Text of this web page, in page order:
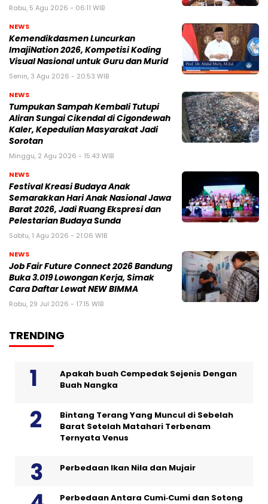
Rabu, 5 Agu 2026 - 06:11 WIB
NEWS
Kemendikdasmen Luncurkan
ImajiNation 2026, Kompetisi Koding
Visual Nasional untuk Guru dan Murid
Senin, 3 Agu 2026 - 20:53 WIB
NEWS
Tumpukan Sampah Kembali Tutupi
Aliran Sungai Cikendal di Cigondewah
Kaler, Kepedulian Masyarakat Jadi
Sorotan
Minggu, 2 Agu 2026 - 15:43 WIB
NEWS
Festival Kreasi Budaya Anak
Semarakkan Hari Anak Nasional Jawa
Barat 2026, Jadi Ruang Ekspresi dan
Pelestarian Budaya Sunda
Sabtu, 1 Agu 2026 - 21:06 WIB
NEWS
Job Fair Future Connect 2026 Bandung
Buka 3.019 Lowongan Kerja, Simak
Cara Daftar Lewat NEW BIMMA
Rabu, 29 Jul 2026 - 17:15 WIB
TRENDING
Apakah buah Cempedak Sejenis Dengan
Buah Nangka
Bintang Terang Yang Muncul di Sebelah
Barat Setelah Matahari Terbenam
Ternyata Venus
Perbedaan Ikan Nila dan Mujair
Perbedaan Antara Cumi‑Cumi dan Sotong